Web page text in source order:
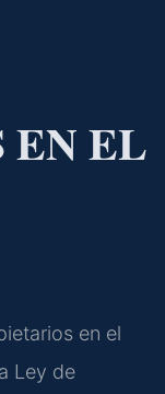
EN EL
en el
Ley de